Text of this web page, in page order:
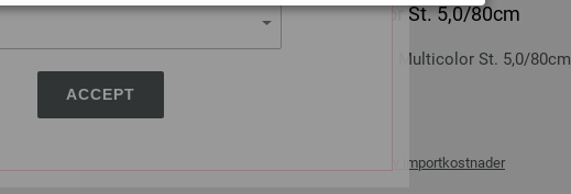
ACCEPT
Rundpinne Design-tre: Multicolor St. 5,0/80cm
LANA GROSSA Rundpinne Design-tre: Multicolor St. 5,0/80cm
tykkelse 5,0 mm; lengde ca. 80 cm
leverans og ev importkostnader